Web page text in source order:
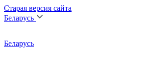
Старая версия сайта
Беларусь
Беларусь